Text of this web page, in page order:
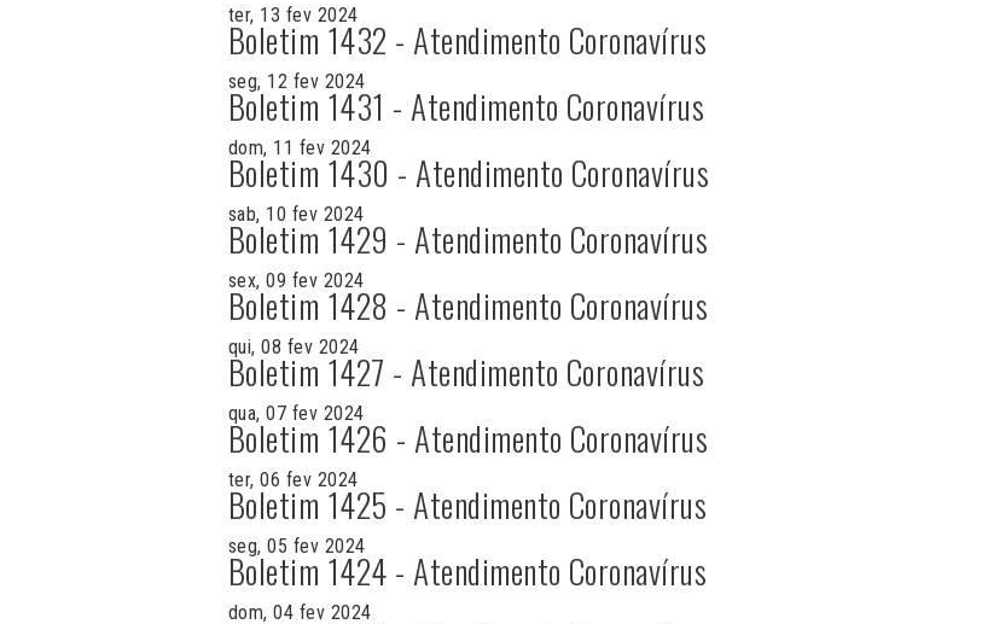
ter, 13 fev 2024
Boletim 1432 - Atendimento Coronavírus
seg, 12 fev 2024
Boletim 1431 - Atendimento Coronavírus
dom, 11 fev 2024
Boletim 1430 - Atendimento Coronavírus
sab, 10 fev 2024
Boletim 1429 - Atendimento Coronavírus
sex, 09 fev 2024
Boletim 1428 - Atendimento Coronavírus
qui, 08 fev 2024
Boletim 1427 - Atendimento Coronavírus
qua, 07 fev 2024
Boletim 1426 - Atendimento Coronavírus
ter, 06 fev 2024
Boletim 1425 - Atendimento Coronavírus
seg, 05 fev 2024
Boletim 1424 - Atendimento Coronavírus
dom, 04 fev 2024